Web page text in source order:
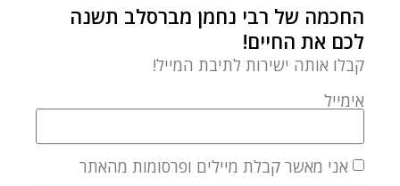
פשוט ועמוק
פרשת השבוע בלק
הפה שלנו הוא הנשק הסודי
החכמה של רבי נחמן מברסלב תשנה
לכם את החיים!
קבלו אותה ישירות לתיבת המייל!
אימייל
אני מאשר קבלת מיילים ופרסומות מהאתר